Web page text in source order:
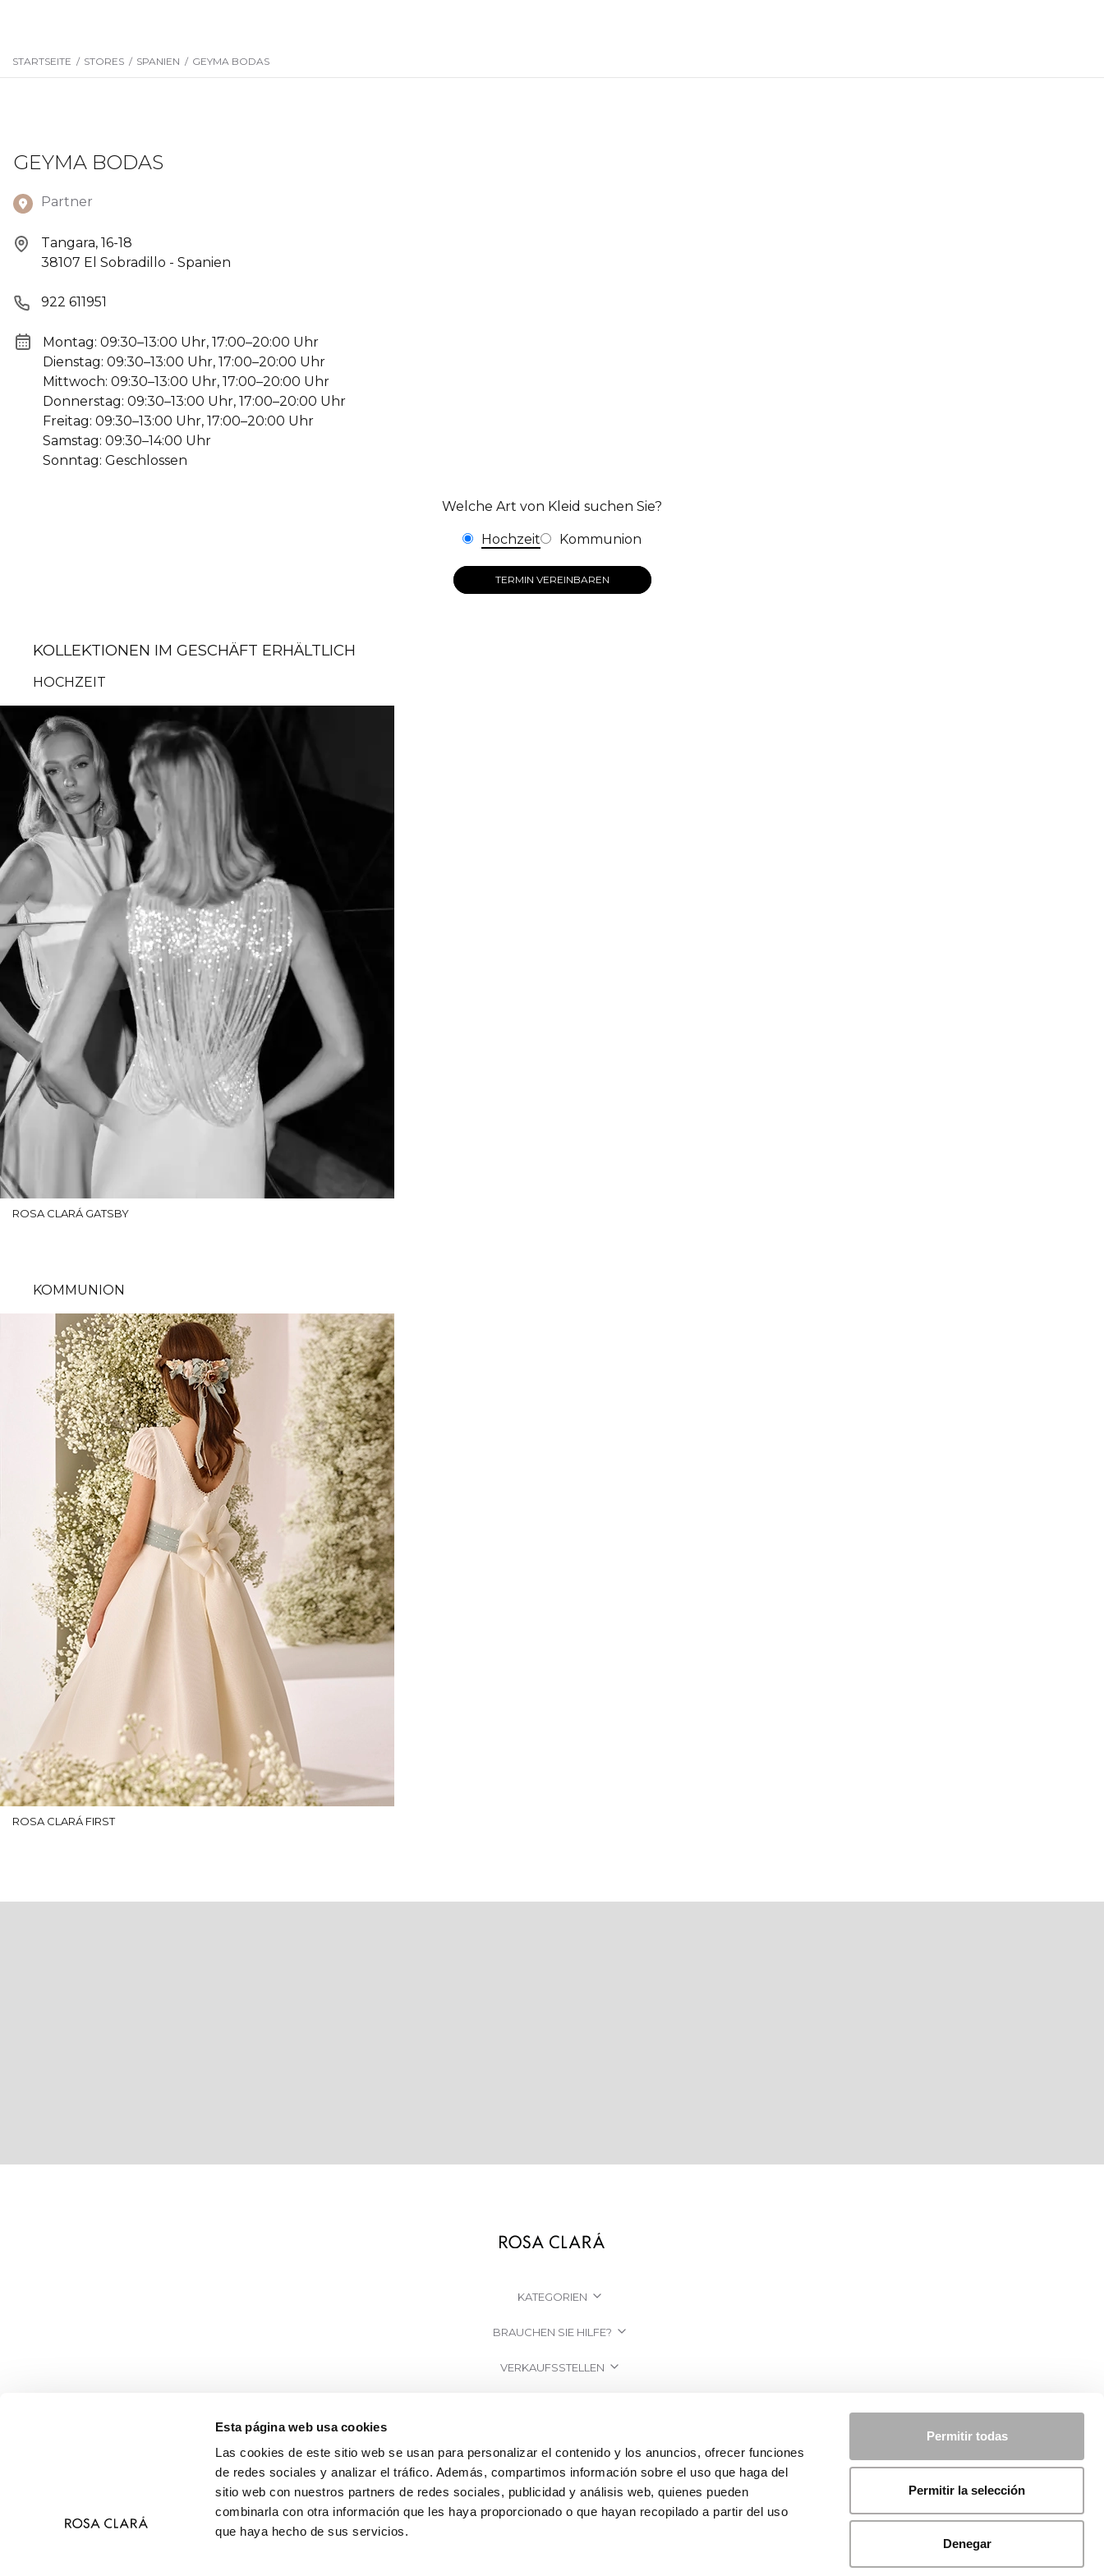
Esta página web usa cookies
Las cookies de este sitio web se usan para personalizar el contenido y los anuncios, ofrecer funciones
de redes sociales y analizar el tráfico. Además, compartimos información sobre el uso que haga del
sitio web con nuestros partners de redes sociales, publicidad y análisis web, quienes pueden
combinarla con otra información que les haya proporcionado o que hayan recopilado a partir del uso
que haya hecho de sus servicios.
Permitir todas
Permitir la selección
Denegar
STARTSEITE / STORES / SPANIEN / GEYMA BODAS
GEYMA BODAS
Partner
Tangara, 16-18
38107 El Sobradillo - Spanien
922 611951
Montag: 09:30–13:00 Uhr, 17:00–20:00 Uhr
Dienstag: 09:30–13:00 Uhr, 17:00–20:00 Uhr
Mittwoch: 09:30–13:00 Uhr, 17:00–20:00 Uhr
Donnerstag: 09:30–13:00 Uhr, 17:00–20:00 Uhr
Freitag: 09:30–13:00 Uhr, 17:00–20:00 Uhr
Samstag: 09:30–14:00 Uhr
Sonntag: Geschlossen
Welche Art von Kleid suchen Sie?
Hochzeit Kommunion
TERMIN VEREINBAREN
KOLLEKTIONEN IM GESCHÄFT ERHÄLTLICH
HOCHZEIT
ROSA CLARÁ GATSBY
KOMMUNION
ROSA CLARÁ FIRST
KATEGORIEN
BRAUCHEN SIE HILFE?
VERKAUFSSTELLEN